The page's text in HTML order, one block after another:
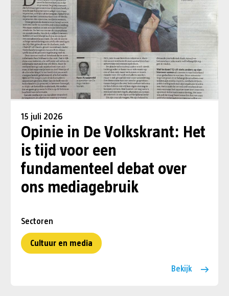
15 juli 2026
Opinie in De Volkskrant: Het
is tijd voor een
fundamenteel debat over
ons mediagebruik
Sectoren
Cultuur en media
Bekijk